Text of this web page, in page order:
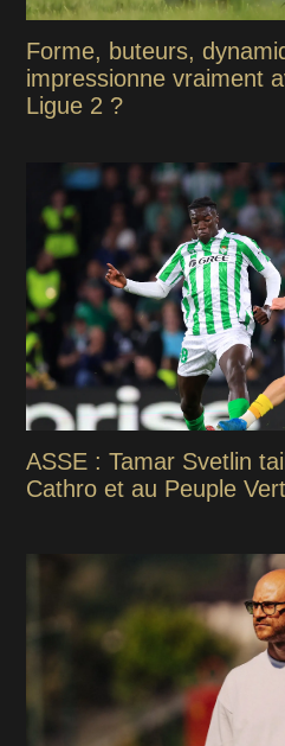
Forme, buteurs,
impressionne vraiment
Ligue 2 ?
ASSE : Tamar Svetlin
Cathro et au Peuple Vert